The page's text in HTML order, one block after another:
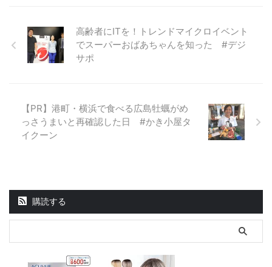
高齢者にITを！トレンドマイクロイベント
でスーパーおばあちゃんを知った #デジ
サポ
【PR】港町・横浜で食べる広島牡蠣がめ
っさうまいと再確認した日 #かき小屋タ
イクーン
購読する